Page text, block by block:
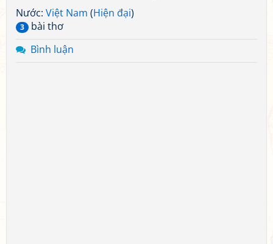
Nước: Việt Nam (Hiện đại)
3
bài thơ
Bình luận